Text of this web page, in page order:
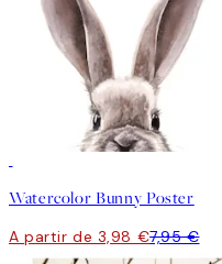
Watercolor Bunny Poster
A partir de 3,98 €7,95 €